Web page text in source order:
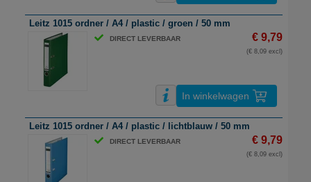
Leitz 1015 ordner / A4 / plastic / groen / 50 mm
DIRECT LEVERBAAR € 9,79
(€ 8,09 excl)
In winkelwagen
Leitz 1015 ordner / A4 / plastic / lichtblauw / 50 mm
DIRECT LEVERBAAR € 9,79
(€ 8,09 excl)